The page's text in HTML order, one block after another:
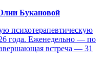
Букановой
психотерапевтическую
года. Еженедельно — по
встреча — 31